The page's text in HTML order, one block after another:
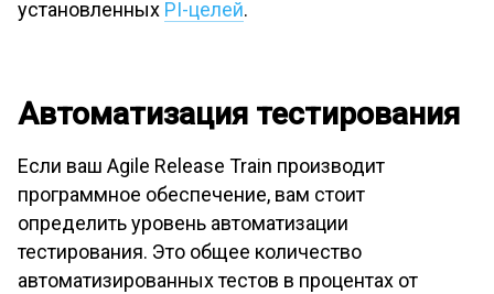
установленных PI-целей.
Автоматизация тестирования
Если ваш Agile Release Train производит
программное обеспечение, вам стоит
определить уровень автоматизации
тестирования. Это общее количество
автоматизированных тестов в процентах от